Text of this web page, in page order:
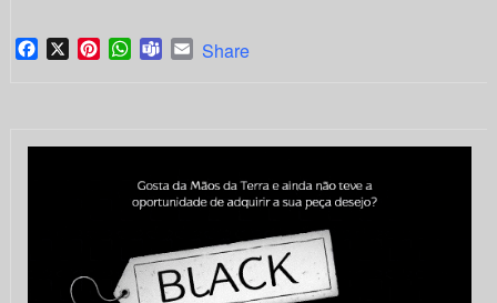
Facebook
X PinterestWhatsApp
TeamsEmail
Share